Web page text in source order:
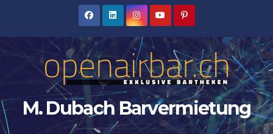
M. Dubach Barvermietung